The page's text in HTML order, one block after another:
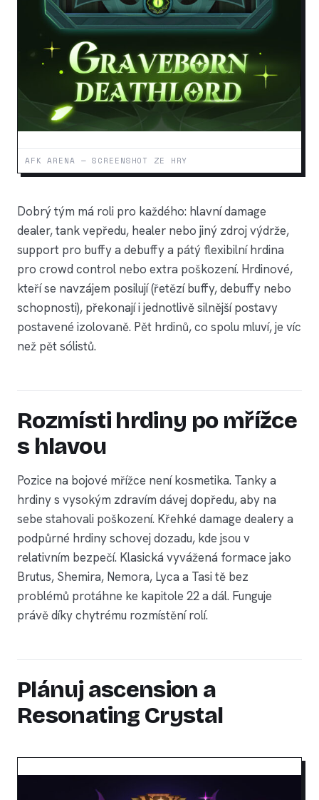
AFK ARENA — SCREENSHOT ZE HRY
Dobrý tým má roli pro každého: hlavní damage
dealer, tank vepředu, healer nebo jiný zdroj výdrže,
support pro buffy a debuffy a pátý flexibilní hrdina
pro crowd control nebo extra poškození. Hrdinové,
kteří se navzájem posilují (řetězí buffy, debuffy nebo
schopnosti), překonají i jednotlivě silnější postavy
postavené izolovaně. Pět hrdinů, co spolu mluví, je víc
než pět sólistů.
Rozmísti hrdiny po mřížce
s hlavou
Pozice na bojové mřížce není kosmetika. Tanky a
hrdiny s vysokým zdravím dávej dopředu, aby na
sebe stahovali poškození. Křehké damage dealery a
podpůrné hrdiny schovej dozadu, kde jsou v
relativním bezpečí. Klasická vyvážená formace jako
Brutus, Shemira, Nemora, Lyca a Tasi tě bez
problémů protáhne ke kapitole 22 a dál. Funguje
právě díky chytrému rozmístění rolí.
Plánuj ascension a
Resonating Crystal